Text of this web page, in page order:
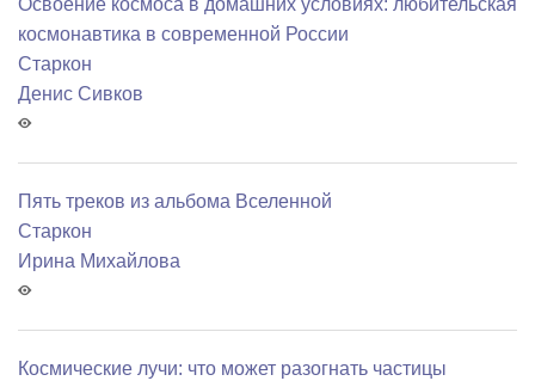
Освоение космоса в домашних условиях: любительская
космонавтика в современной России
Старкон
Денис Сивков
Пять треков из альбома Вселенной
Старкон
Ирина Михайлова
Космические лучи: что может разогнать частицы